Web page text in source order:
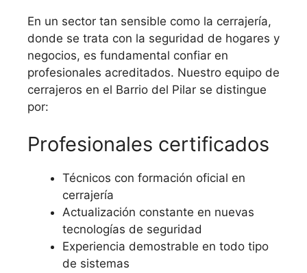
En un sector tan sensible como la cerrajería,
donde se trata con la seguridad de hogares y
negocios, es fundamental confiar en
profesionales acreditados. Nuestro equipo de
cerrajeros en el Barrio del Pilar se distingue
por:
Profesionales certificados
Técnicos con formación oficial en
cerrajería
Actualización constante en nuevas
tecnologías de seguridad
Experiencia demostrable en todo tipo
de sistemas